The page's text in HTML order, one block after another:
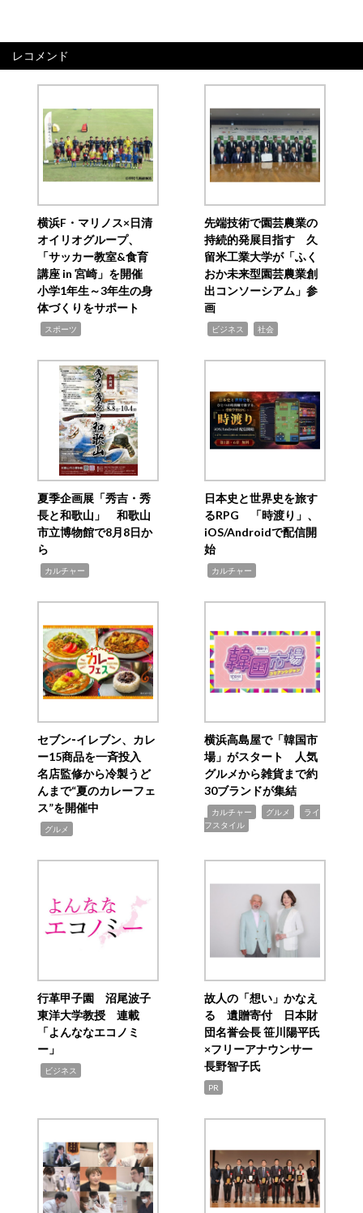
レコメンド
横浜F・マリノス×日清
オイリオグループ、
「サッカー教室&食育
講座 in 宮崎」を開催
小学1年生～3年生の身
体づくりをサポート
スポーツ
先端技術で園芸農業の
持続的発展目指す 久
留米工業大学が「ふく
おか未来型園芸農業創
出コンソーシアム」参
画
ビジネス 社会
夏季企画展「秀吉・秀
長と和歌山」 和歌山
市立博物館で8月8日か
ら
カルチャー
日本史と世界史を旅す
るRPG 「時渡り」、
iOS/Androidで配信開
始
カルチャー
セブン‐イレブン、カレ
ー15商品を一斉投入
名店監修から冷製うど
んまで“夏のカレーフェ
ス”を開催中
グルメ
横浜高島屋で「韓国市
場」がスタート 人気
グルメから雑貨まで約
30ブランドが集結
カルチャー グルメ
ライ
フスタイル
行革甲子園 沼尾波子
東洋大学教授 連載
「よんななエコノミ
ー」
ビジネス
故人の「想い」かなえ
る 遺贈寄付 日本財
団名誉会長 笹川陽平氏
×フリーアナウンサー
長野智子氏
PR